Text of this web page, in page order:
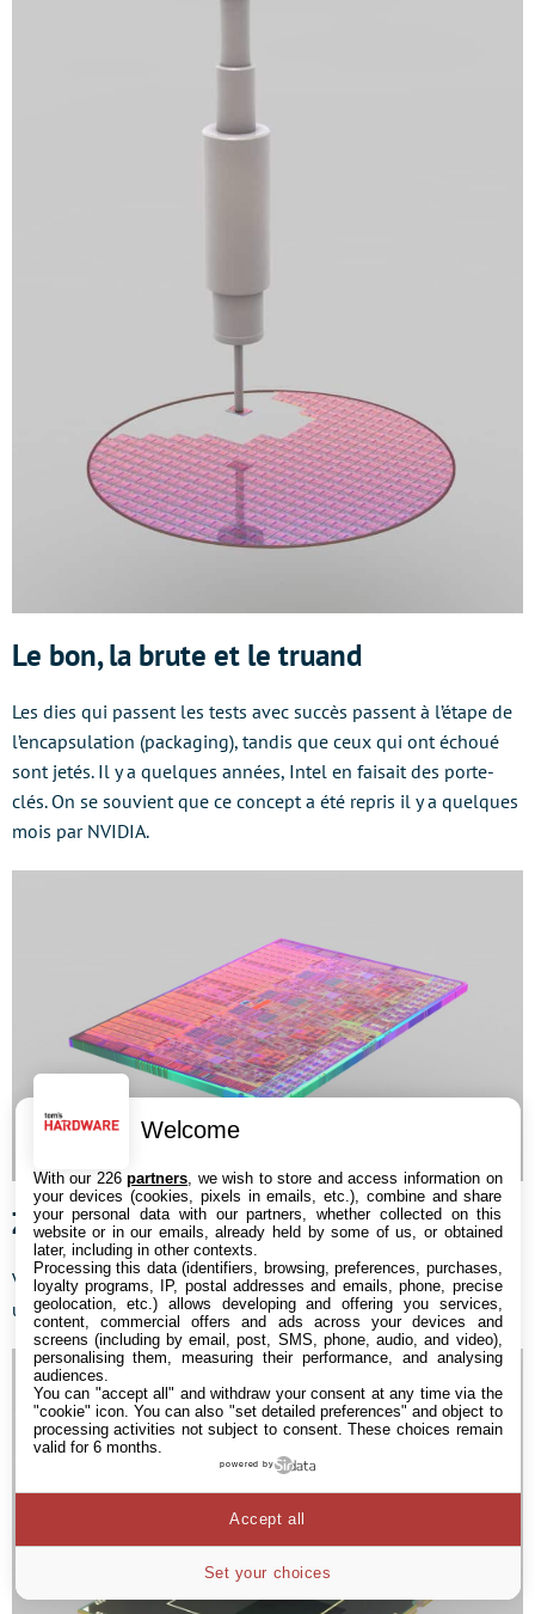
Le bon, la brute et le truand
Les dies qui passent les tests avec succès passent à l’étape de
l’encapsulation (packaging), tandis que ceux qui ont échoué
sont jetés. Il y a quelques années, Intel en faisait des porte-
clés. On se souvient que ce concept a été repris il y a quelques
mois par NVIDIA.
Zoom sur le die
Voici donc le résultat du découpage, le die d’un processeur (ici
un Core i7).
Welcome
With our 226partners , we wish to store and access information on
your devices (cookies, pixels in emails, etc.), combine and share
your personal data with our partners, whether collected on this
website or in our emails, already held by some of us, or obtained
later, including in other contexts.
Processing this data (identifiers, browsing, preferences, purchases,
loyalty programs, IP, postal addresses and emails, phone, precise
geolocation, etc.) allows developing and offering you services,
content, commercial offers and ads across your devices and
screens (including by email, post, SMS, phone, audio, and video),
personalising them, measuring their performance, and analysing
audiences.
You can "accept all" and withdraw your consent at any time via the
"cookie" icon. You can also "set detailed preferences" and object to
processing activities not subject to consent. These choices remain
valid for 6 months.
powered by
Set your choices
Accept all